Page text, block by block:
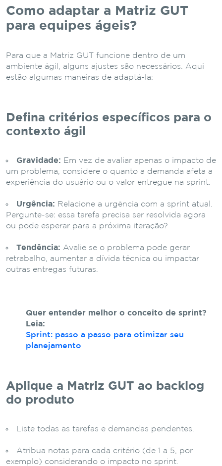
Como adaptar a Matriz GUT
para equipes ágeis?
Para que a Matriz GUT funcione dentro de um
ambiente ágil, alguns ajustes são necessários. Aqui
estão algumas maneiras de adaptá-la:
Defina critérios específicos para o
contexto ágil
Gravidade: Em vez de avaliar apenas o impacto de
um problema, considere o quanto a demanda afeta a
experiência do usuário ou o valor entregue na sprint.
Urgência: Relacione a urgência com a sprint atual.
Pergunte-se: essa tarefa precisa ser resolvida agora
ou pode esperar para a próxima iteração?
Tendência: Avalie se o problema pode gerar
retrabalho, aumentar a dívida técnica ou impactar
outras entregas futuras.
Quer entender melhor o conceito de sprint?
Leia:
Sprint: passo a passo para otimizar seu
planejamento
Aplique a Matriz GUT ao backlog
do produto
Liste todas as tarefas e demandas pendentes.
Atribua notas para cada critério (de 1 a 5, por
exemplo) considerando o impacto no sprint.